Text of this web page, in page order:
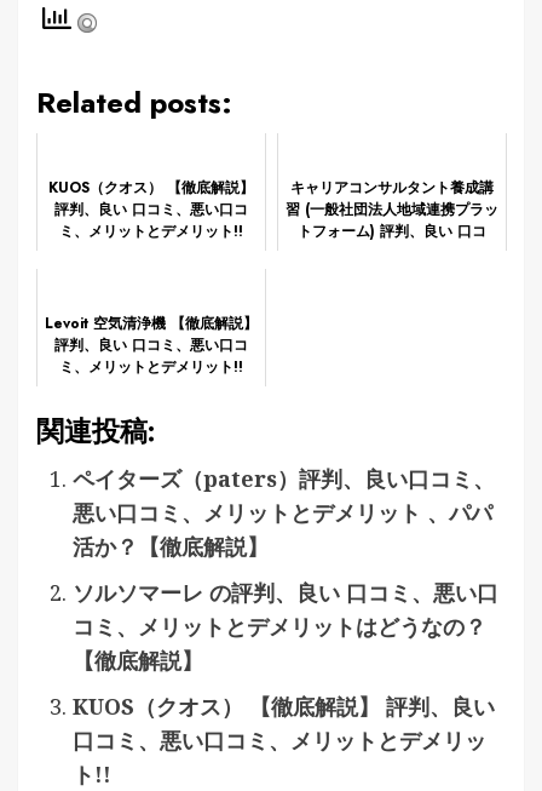
Related posts:
KUOS（クオス） 【徹底解説】
評判、良い 口コミ、悪い口コ
ミ、メリットとデメリット!!
キャリアコンサルタント養成講
習 (一般社団法人地域連携プラッ
トフォーム) 評判、良い 口コ
Levoit 空気清浄機 【徹底解説】
評判、良い 口コミ、悪い口コ
ミ、メリットとデメリット!!
関連投稿:
ペイターズ（paters）評判、良い口コミ、
悪い口コミ、メリットとデメリット 、パパ
活か？【徹底解説】
ソルソマーレ の評判、良い 口コミ、悪い口
コミ、メリットとデメリットはどうなの？
【徹底解説】
KUOS（クオス） 【徹底解説】 評判、良い
口コミ、悪い口コミ、メリットとデメリッ
ト!!